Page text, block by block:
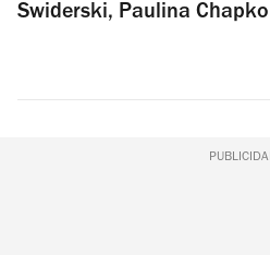
Swiderski, Paulina